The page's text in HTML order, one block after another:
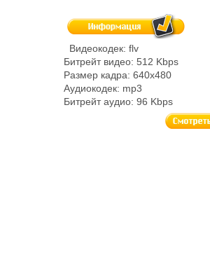
Видеокодек: flv
Битрейт видео: 512 Kbps
Размер кадра: 640x480
Аудиокодек: mp3
Битрейт аудио: 96 Kbps